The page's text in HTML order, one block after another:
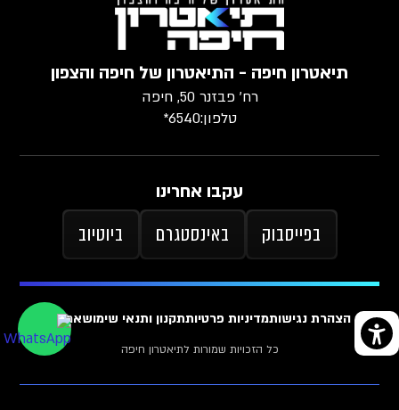
תיאטרון חיפה - התיאטרון של חיפה והצפון
רח׳ פבזנר 50, חיפה
טלפון:6540*
עקבו אחרינו
בפייסבוק באינסטגרם ביוטיוב
כל הזכויות שמורות לתיאטרון חיפה
הצהרת נגישותמדיניות פרטיותתקנון ותנאי שימושארכיון